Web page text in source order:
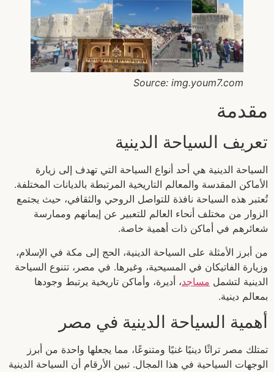
Source: img.youm7.com
مقدمة
تعريف السياحة الدينية
السياحة الدينية هي أحد أنواع السياحة التي تهدف إلى زيارة
الأماكن المقدسة والمعالم التاريخية المرتبطة بالديانات المختلفة.
تُعتبر هذه السياحة نافذة للتواصل الروحي والثقافي، حيث يجتمع
الزوار من مختلف أنحاء العالم للتعبير عن إيمانهم وممارسة
شعائرهم في أماكن ذات أهمية خاصة.
من أبرز الأمثلة على السياحة الدينية، الحج إلى مكة في الإسلام،
وزيارة الفاتيكان في المسيحية، وغيرها. في مصر، تتنوع السياحة
الدينية لتشمل مساجد، أديرة، وأماكن تاريخية يرتبط وجودها
بمعالم دينية.
أهمية السياحة الدينية في مصر
تمتلك مصر تراثًا دينيًا غنيًا ومتنوعًا، مما يجعلها واحدة من أبرز
الوجهات السياحية في هذا المجال. تبين الأرقام أن السياحة الدينية